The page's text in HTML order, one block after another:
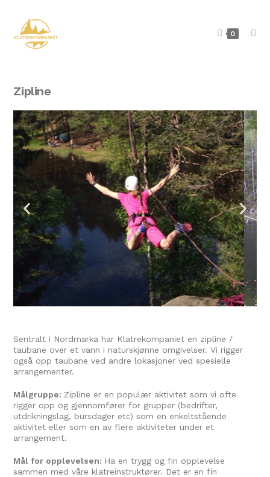
0
Zipline
Sentralt i Nordmarka har Klatrekompaniet en zipline /
taubane over et vann i naturskjønne omgivelser. Vi rigger
også opp taubane ved andre lokasjoner ved spesielle
arrangementer.
Målgruppe: Zipline er en populær aktivitet som vi ofte
rigger opp og gjennomfører for grupper (bedrifter,
utdrikningslag, bursdager etc) som en enkeltstående
aktivitet eller som en av flere aktiviteter under et
arrangement.
Mål for opplevelsen: Ha en trygg og fin opplevelse
sammen med våre klatreinstruktører. Det er en fin